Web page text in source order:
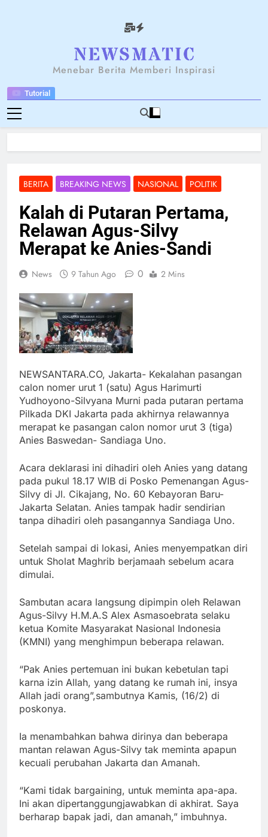
Tutorial
NEWSANTARA
Menebar Berita Memberi Inspirasi
BERITA BREAKING NEWS NASIONAL POLITIK
Kalah di Putaran Pertama,
Relawan Agus-Silvy
Merapat ke Anies-Sandi
News 9 Tahun Ago 0 2 Mins
NEWSANTARA.CO, Jakarta- Kekalahan pasangan
calon nomer urut 1 (satu) Agus Harimurti
Yudhoyono-Silvyana Murni pada putaran pertama
Pilkada DKI Jakarta pada akhirnya relawannya
merapat ke pasangan calon nomor urut 3 (tiga)
Anies Baswedan- Sandiaga Uno.
Acara deklarasi ini dihadiri oleh Anies yang datang
pada pukul 18.17 WIB di Posko Pemenangan Agus-
Silvy di Jl. Cikajang, No. 60 Kebayoran Baru-
Jakarta Selatan. Anies tampak hadir sendirian
tanpa dihadiri oleh pasangannya Sandiaga Uno.
Setelah sampai di lokasi, Anies menyempatkan diri
untuk Sholat Maghrib berjamaah sebelum acara
dimulai.
Sambutan acara langsung dipimpin oleh Relawan
Agus-Silvy H.M.A.S Alex Asmasoebrata selaku
ketua Komite Masyarakat Nasional Indonesia
(KMNI) yang menghimpun beberapa relawan.
“Pak Anies pertemuan ini bukan kebetulan tapi
karna izin Allah, yang datang ke rumah ini, insya
Allah jadi orang”,sambutnya Kamis, (16/2) di
poskonya.
Ia menambahkan bahwa dirinya dan beberapa
mantan relawan Agus-Silvy tak meminta apapun
kecuali perubahan Jakarta dan Amanah.
“Kami tidak bargaining, untuk meminta apa-apa.
Ini akan dipertanggungjawabkan di akhirat. Saya
berharap bapak jadi, dan amanah,” imbuhnya.